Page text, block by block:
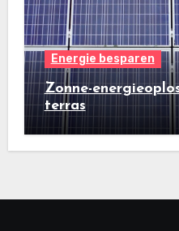
Energie besparen
Zonne-
terras